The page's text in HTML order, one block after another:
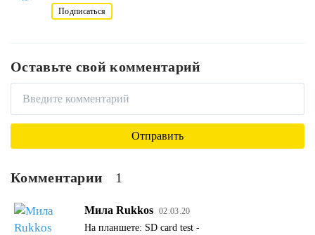
Подписаться
Оставьте свой комментарий
Комментарии 1
Мила Rukkos 02.03.20
На планшете: SD card test -